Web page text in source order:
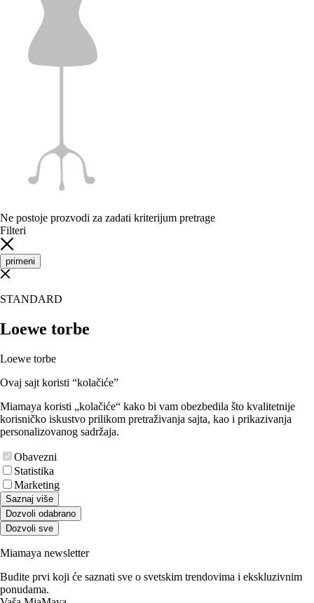
Ne postoje prozvodi za zadati kriterijum pretrage
Filteri
primeni
STANDARD
Loewe torbe
Loewe torbe
Ovaj sajt koristi “kolačiće”
Miamaya koristi „kolačiće“ kako bi vam obezbedila što kvalitetnije
korisničko iskustvo prilikom pretraživanja sajta, kao i prikazivanja
personalizovanog sadržaja.
Obavezni
Statistika
Marketing
Saznaj više
Dozvoli odabrano
Dozvoli sve
Miamaya newsletter
Budite prvi koji će saznati sve o svetskim trendovima i ekskluzivnim
ponudama.